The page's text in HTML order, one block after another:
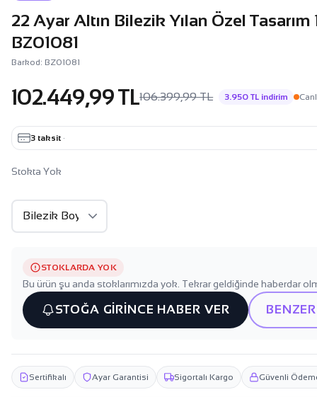
22 Ayar Altın Bilezik Yılan Özel Tasarım
BZ01081
Barkod: BZ01081
102.449,99 TL106.399,99 TL 3.950 TL indirim
3 taksit ·
Stokta Yok
STOKLARDA YOK
Bu ürün şu anda stoklarımızda yok. Tekrar geldiğinde haberdar
STOĞA GİRİNCE HABER VER
Sertifikalı Ayar Garantisi Sigortalı Kargo Güvenli